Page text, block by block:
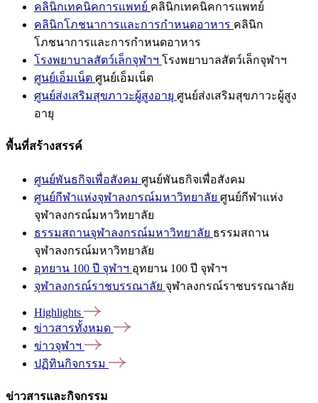
คลินิกเทคนิคการแพทย์ คลินิกเทคนิคการแพทย์
คลินิกโภชนาการและการกำหนดอาหาร คลินิก
โภชนาการและการกำหนดอาหาร
โรงพยาบาลสัตว์เล็กจุฬาฯ โรงพยาบาลสัตว์เล็กจุฬาฯ
ศูนย์เอ็มเน็ต ศูนย์เอ็มเน็ต
ศูนย์ส่งเสริมสุขภาวะผู้สูงอายุ ศูนย์ส่งเสริมสุขภาวะผู้สูง
อายุ
พื้นที่สร้างสรรค์
ศูนย์พันธกิจเพื่อสังคม ศูนย์พันธกิจเพื่อสังคม
ศูนย์กีฬาแห่งจุฬาลงกรณ์มหาวิทยาลัย ศูนย์กีฬาแห่ง
จุฬาลงกรณ์มหาวิทยาลัย
ธรรมสถานจุฬาลงกรณ์มหาวิทยาลัย ธรรมสถาน
จุฬาลงกรณ์มหาวิทยาลัย
อุทยาน 100 ปี จุฬาฯ อุทยาน 100 ปี จุฬาฯ
จุฬาลงกรณ์ราชบรรณาลัย จุฬาลงกรณ์ราชบรรณาลัย
Highlights
ข่าวสารทั้งหมด
ข่าวจุฬาฯ
ปฏิทินกิจกรรม
ข่าวสารและกิจกรรม